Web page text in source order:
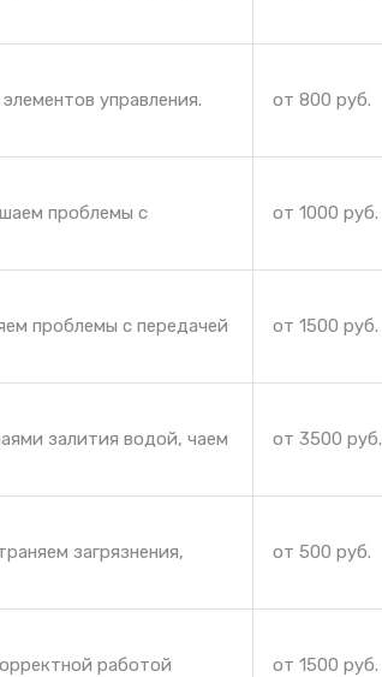
управления.
от 800 руб.
проблемы с
от 1000 руб.
проблемы с передачей
от 1500 руб.
залития водой, чаем
от 3500 руб.
загрязнения,
от 500 руб.
работой
от 1500 руб.